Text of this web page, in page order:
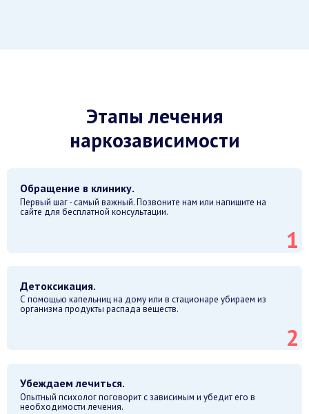
Этапы лечения
наркозависимости
Обращение в клинику.
Первый шаг - самый важный. Позвоните нам или напишите на
сайте для бесплатной консультации.
Детоксикация.
С помощью капельниц на дому или в стационаре убираем из
организма продукты распада веществ.
Убеждаем лечиться.
Опытный психолог поговорит с зависимым и убедит его в
необходимости лечения.